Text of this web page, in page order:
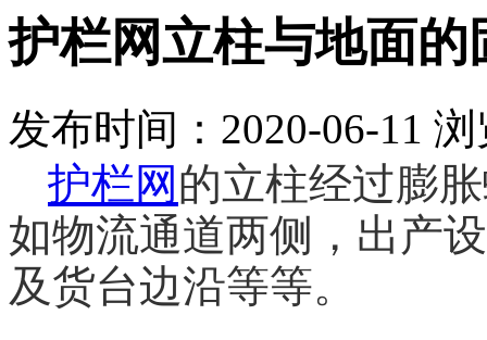
护栏网立柱与地面的
发布时间：2020-06-11 浏
护栏网 的立柱经过膨
如物流通道两侧，出产
及货台边沿等等。